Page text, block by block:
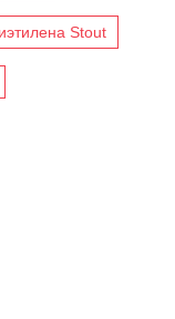
Stout